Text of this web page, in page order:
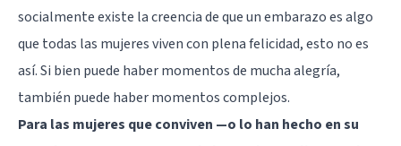
socialmente existe la creencia de que unembarazoes algo
que todas las mujeres viven con plena felicidad, esto no es
así. Si bien puede haber momentos de mucha alegría,
también puede haber momentos complejos.
Para las mujeres que conviven —o lo han hecho en su